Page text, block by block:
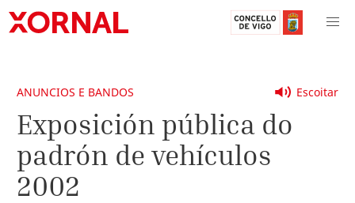
Escoitar
ANUNCIOS E BANDOS
Exposición pública do
padrón de vehículos
2002